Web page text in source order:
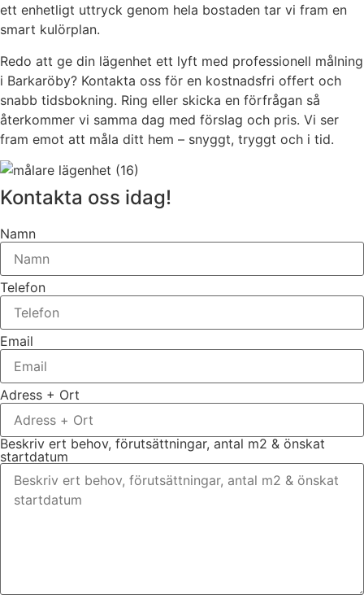
ett enhetligt uttryck genom hela bostaden tar vi fram en
smart kulörplan.
Redo att ge din lägenhet ett lyft med professionell målning
i Barkaröby? Kontakta oss för en kostnadsfri offert och
snabb tidsbokning. Ring eller skicka en förfrågan så
återkommer vi samma dag med förslag och pris. Vi ser
fram emot att måla ditt hem – snyggt, tryggt och i tid.
Kontakta oss idag!
Namn
Telefon
Email
Adress + Ort
Beskriv ert behov, förutsättningar, antal m2 & önskat
startdatum